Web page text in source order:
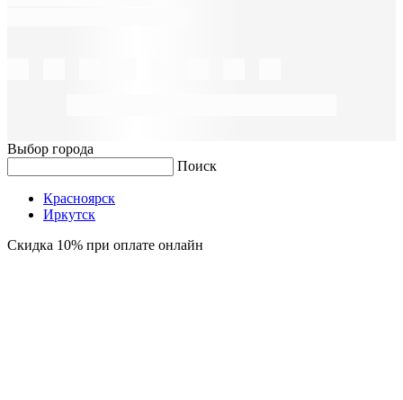
Выбор города
Поиск
Красноярск
Иркутск
Скидка 10% при оплате онлайн